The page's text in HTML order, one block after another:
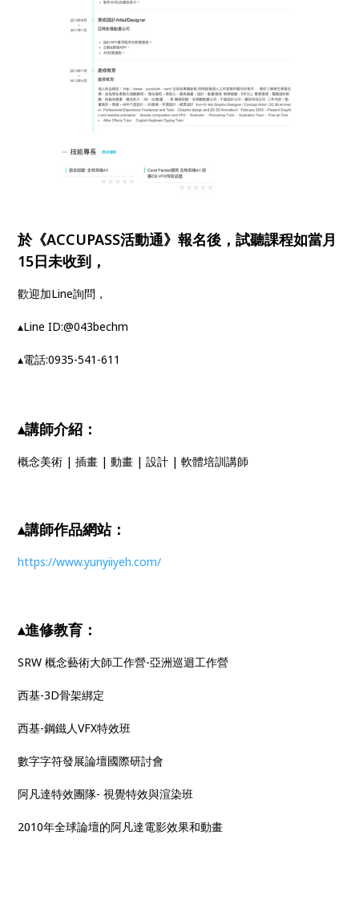
於《ACCUPASS活動通》報名後，試聽課程如當月
15日未收到，
歡迎加Line詢問，
▴Line ID:@043bechm
▴電話:0935-541-611
▴講師介紹：
概念美術 | 插畫 | 動畫 | 設計 | 軟體培訓講師
▴講師作品網站：
https://www.yunyiiyeh.com/
▴進修教育：
SRW 概念藝術大師工作營-亞洲巡迴工作營
西基-3D骨架綁定
西基-鋼鐵人VFX特效班
數字字符發展論壇國際研討會
阿凡達特效團隊- 視覺特效與渲染班
2010年全球論壇的阿凡達電影效果和動畫